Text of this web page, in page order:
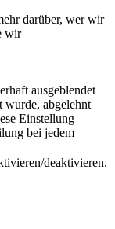
darüber, wer wir
wir
ausgeblendet
wurde, abgelehnt
Einstellung
bei jedem
deaktivieren.